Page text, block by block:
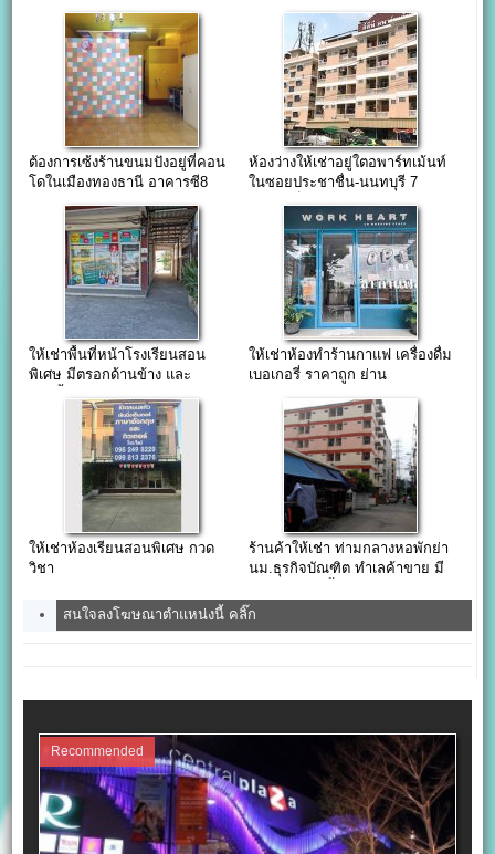
ต้องการเซ้งร้านขนมปังอยู่ที่คอน
โดในเมืองทองธานี อาคารซี8
ห้องว่างให้เช่าอยู่ใตอพาร์ทเม้นท์
ในซอยประชาชื่น-นนทบุรี 7
เหมาะเป็นสำนักงานหรือร้านค้า
ให้เช่าพื้นที่หน้าโรงเรียนสอน
พิเศษ มีตรอกด้านข้าง และ
ให้เช่าห้องทำร้านกาแฟ เครื่องดื่ม
เบอเกอรี่ ราคาถูก ย่าน
ให้เช่าห้องเรียนสอนพิเศษ กวด
วิชา
ร้านค้าให้เช่า ท่ามกลางหอพักย่า
นม.ธุรกิจบัณฑิต ทำเลค้าขาย มี
สนใจลงโฆษณาตำแหน่งนี้ คลิ๊ก
Recommended